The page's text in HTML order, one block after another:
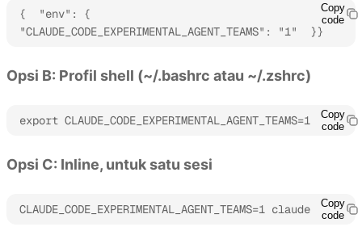
{  "env": {
"CLAUDE_CODE_EXPERIMENTAL_AGENT_TEAMS": "1"  }}
Copy
code
Opsi B: Profil shell (~/.bashrc atau ~/.zshrc)
export CLAUDE_CODE_EXPERIMENTAL_AGENT_TEAMS=1
Copy
code
Opsi C: Inline, untuk satu sesi
CLAUDE_CODE_EXPERIMENTAL_AGENT_TEAMS=1 claude
Copy
code